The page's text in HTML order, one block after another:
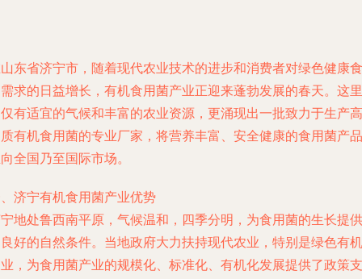
东省济宁市，随着现代农业技术的进步和消费者对绿色健康食
求的日益增长，有机食用菌产业正迎来蓬勃发展的春天。这里
有适宜的气候和丰富的农业资源，更涌现出一批致力于生产高
有机食用菌的专业厂家，将营养丰富、安全健康的食用菌产品
全国乃至国际市场。
济宁有机食用菌产业优势
地处鲁西南平原，气候温和，四季分明，为食用菌的生长提供
好的自然条件。当地政府大力扶持现代农业，特别是绿色有机
，为食用菌产业的规模化、标准化、有机化发展提供了政策支